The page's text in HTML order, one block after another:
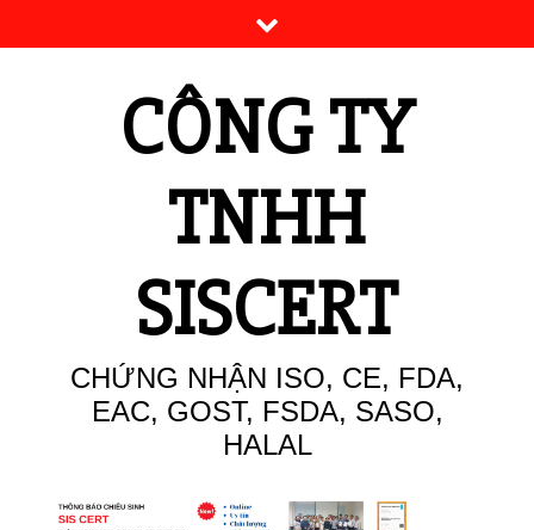
to
CÔNG TY
TNHH
SISCERT
CHỨNG NHẬN ISO, CE, FDA,
EAC, GOST, FSDA, SASO,
HALAL